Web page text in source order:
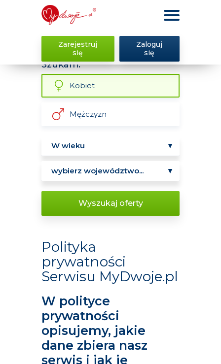
Zarejestruj
się
Zaloguj
się
Szukam:
Kobiet
Mężczyzn
Wyszukaj oferty
Polityka
prywatności
Serwisu MyDwoje.pl
W polityce
prywatności
opisujemy, jakie
dane zbiera nasz
serwis i jak je